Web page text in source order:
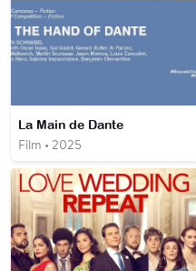
La Main de Dante
Film • 2025